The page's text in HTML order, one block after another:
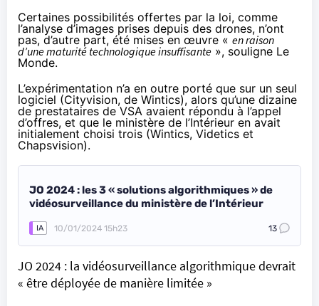
Certaines possibilités offertes par la loi, comme
l’analyse d’images prises depuis des drones, n’ont
pas, d’autre part, été mises en œuvre « en raison
d’une maturité technologique insuffisante », souligne Le
Monde.
L’expérimentation n’a en outre porté que sur un seul
logiciel (Cityvision, de Wintics), alors qu’une dizaine
de prestataires de VSA avaient répondu à l’appel
d’offres, et que le ministère de l’Intérieur en avait
initialement choisi trois (Wintics, Videtics et
Chapsvision).
JO 2024 : les 3 « solutions algorithmiques » de
vidéosurveillance du ministère de l’Intérieur
IA 10/01/2024 15h23 13
JO 2024 : la vidéosurveillance algorithmique devrait
« être déployée de manière limitée »